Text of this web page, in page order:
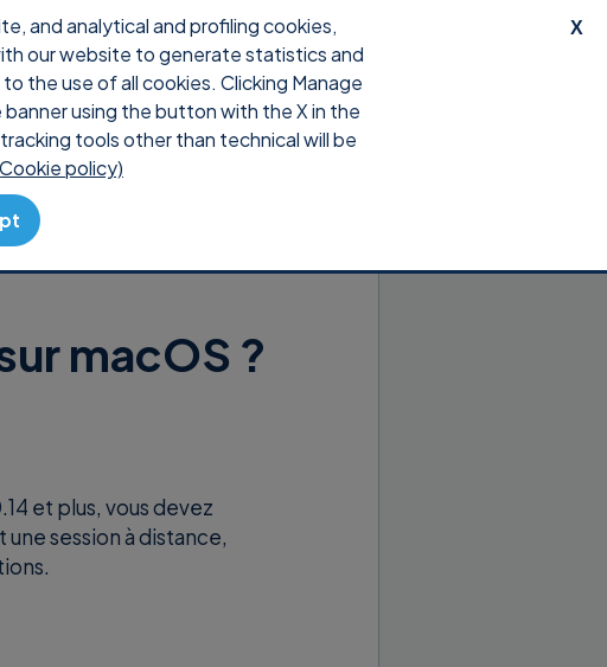
X
and analytical and profiling cookies,
our website to generate statistics and
the use of all cookies. Clicking Manage
using the button with the X in the
tools other than technical will be
policy)
Téléchargement Connexion
macOS ?
et plus, vous devez
session à distance,